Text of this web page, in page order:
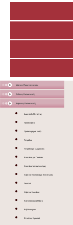
Μάσκες Προστατευτικές
Ξύλινες Κατασκευές
Χάρτινες Κατασκευές
Δακτυλίδι Πετσέτας
Προσκλήσεις
Πρόσκληση σε πάζλ
Τετράδια
Τετράδια με ζωγραφιές
Κουτάκια για Παστάκι
Κουτάκια Μπομπονιέρας
Χάρτινα Κουτάκια με Εκτύπωση
Σουπλά
Χάρτινα Χωνάκια
Καπελάκια για Πάρτυ
Βιβλίο ευχών
Ετικέτες Κρασιού